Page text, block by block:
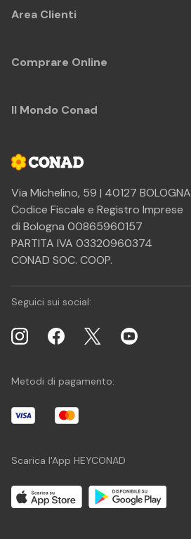
Via Michelino, 59 | 40127 BOLOGNA
Codice Fiscale e Registro Imprese
di Bologna 00865960157
PARTITA IVA 03320960374
CONAD SOC. COOP.
Area Clienti
Comprare Online
Il Mondo Conad
Seguici sui social:
Metodi di pagamento:
Scarica l'App HEYCONAD